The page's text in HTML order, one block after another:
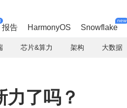
报告 HarmonyOS Snowflake
new
芯片&算力 架构 大数据
了吗？